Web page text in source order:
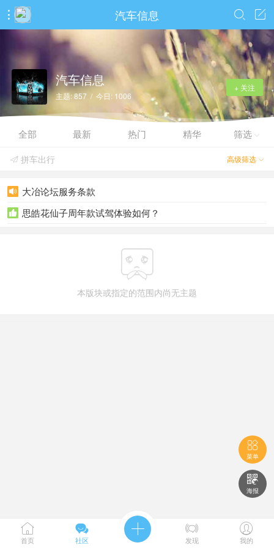
 汽车信息 

+ 关注
汽车信息
主题: 857 / 今日: 1006
全部 最新 热门 精华 筛选 
高级筛选 
 拼车出行
 大冶论坛服务条款
 思皓花仙子周年款试驾体验如何？

本版块或指定的范围内尚无主题

菜单

海报

首页

社区
 
发现

我的